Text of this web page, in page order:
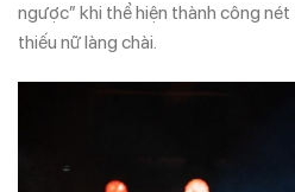
ngược” khi thể hiện thành công
thiếu nữ làng chài.